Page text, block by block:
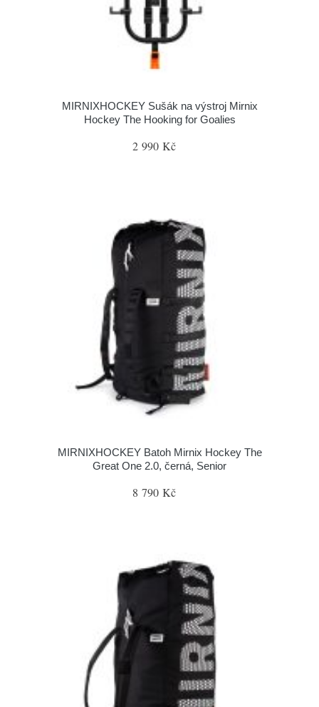
MIRNIXHOCKEY Sušák na výstroj Mirnix
Hockey The Hooking for Goalies
2 990 Kč
MIRNIXHOCKEY Batoh Mirnix Hockey The
Great One 2.0, černá, Senior
8 790 Kč